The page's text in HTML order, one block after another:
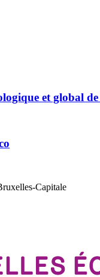
et global
Capitale